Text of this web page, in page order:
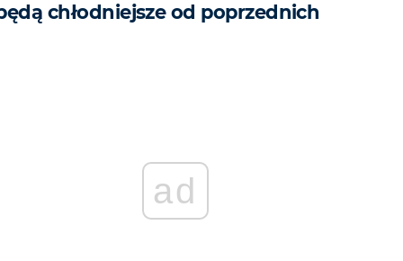
chłodniejsze od poprzednich
ad